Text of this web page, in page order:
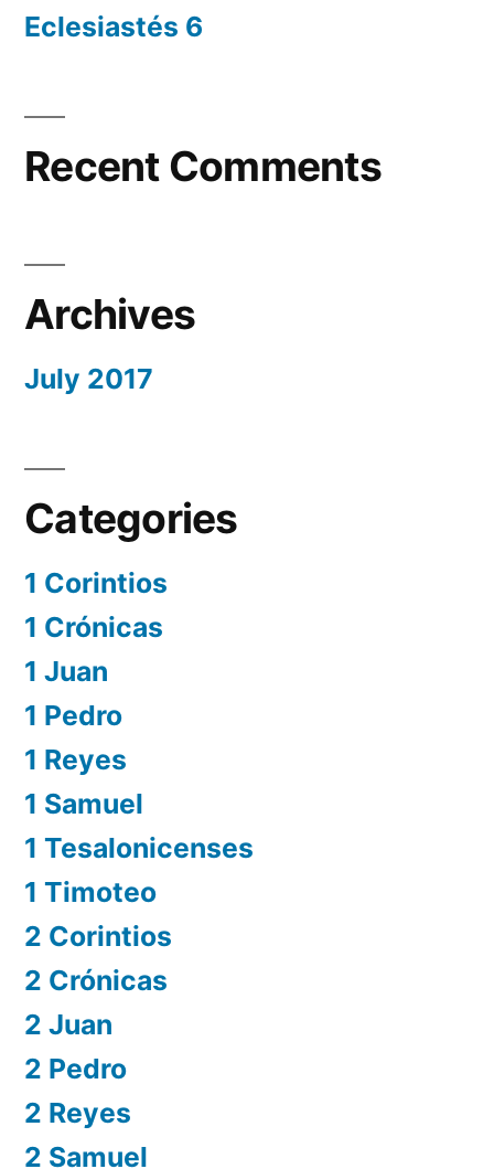
Eclesiastés 6
Recent Comments
Archives
July 2017
Categories
1 Corintios
1 Crónicas
1 Juan
1 Pedro
1 Reyes
1 Samuel
1 Tesalonicenses
1 Timoteo
2 Corintios
2 Crónicas
2 Juan
2 Pedro
2 Reyes
2 Samuel